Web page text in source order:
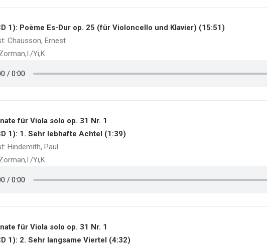
1): Poème Es-Dur op. 25 (für Violoncello und Klavier) (15:51)
Chausson, Ernest
Yi,K.
für Viola solo op. 31 Nr. 1
1): 1. Sehr lebhafte Achtel (1:39)
Hindemith, Paul
Yi,K.
für Viola solo op. 31 Nr. 1
1): 2. Sehr langsame Viertel (4:32)